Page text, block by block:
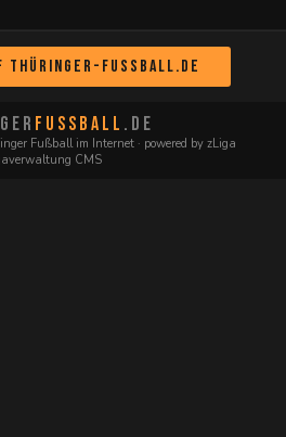
Thüringer-Fussball.de
FUSSBALL .DE
Fußball im Internet · powered by zLiga
CMS